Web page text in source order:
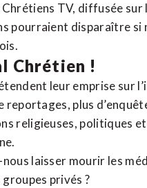
TV, diffusée sur
pourraient disparaître si
Chrétien !
leur emprise sur
plus
religieuses, politiques
laisser mourir les
privés ?